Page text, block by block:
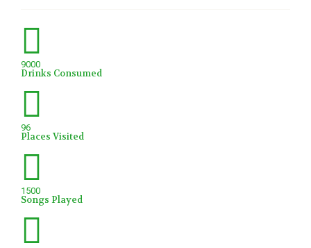
9000
Drinks Consumed
96
Places Visited
1500
Songs Played